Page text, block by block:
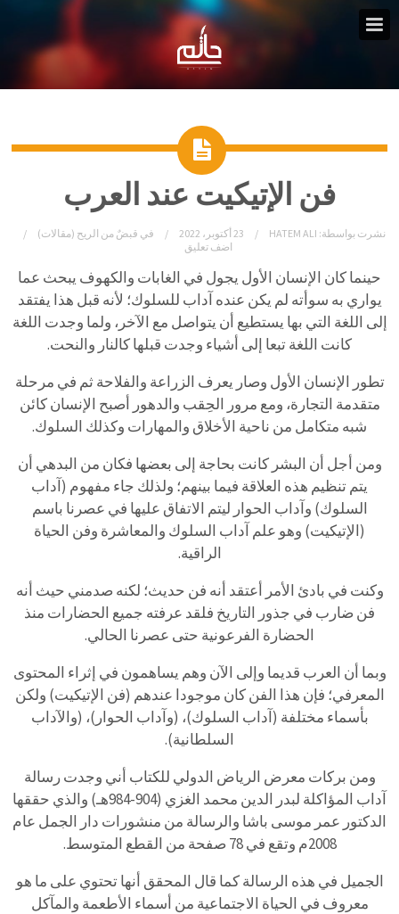
فن الإتيكيت عند العرب
نشرت بواسطة: HATEM ALI 23 أكتوبر، 2022 في قبضٌ من الريح (مقالات)
اضف تعليق
حينما كان الإنسان الأول يجول في الغابات والكهوف يبحث عما
يواري به سوأته لم يكن عنده آداب للسلوك؛ لأنه قبل هذا يفتقد
إلى اللغة التي بها يستطيع أن يتواصل مع الآخر، ولما وجدت اللغة
كانت اللغة تبعا إلى أشياء وجدت قبلها كالنار والنحت.
تطور الإنسان الأول وصار يعرف الزراعة والفلاحة ثم في مرحلة
متقدمة التجارة، ومع مرور الحِقب والدهور أصبح الإنسان كائن
شبه متكامل من ناحية الأخلاق والمهارات وكذلك السلوك.
ومن أجل أن البشر كانت بحاجة إلى بعضها فكان من البدهي أن
يتم تنظيم هذه العلاقة فيما بينهم؛ ولذلك جاء مفهوم (آداب
السلوك) وآداب الحوار ليتم الاتفاق عليها في عصرنا باسم
(الإتيكيت) وهو علم آداب السلوك والمعاشرة وفن الحياة
الراقية.
وكنت في بادئ الأمر أعتقد أنه فن حديث؛ لكنه صدمني حيث أنه
فن ضارب في جذور التاريخ فلقد عرفته جميع الحضارات منذ
الحضارة الفرعونية حتى عصرنا الحالي.
وبما أن العرب قديما وإلى الآن وهم يساهمون في إثراء المحتوى
المعرفي؛ فإن هذا الفن كان موجودا عندهم (فن الإتيكيت) ولكن
بأسماء مختلفة (آداب السلوك)، (وآداب الحوار)، (والآداب
السلطانية).
ومن بركات معرض الرياض الدولي للكتاب أني وجدت رسالة
آداب المؤاكلة لبدر الدين محمد الغزي (904-984هـ) والذي حققها
الدكتور عمر موسى باشا والرسالة من منشورات دار الجمل عام
2008م وتقع في 78 صفحة من القطع المتوسط.
الجميل في هذه الرسالة كما قال المحقق أنها تحتوي على ما هو
معروف في الحياة الاجتماعية من أسماء الأطعمة والمآكل